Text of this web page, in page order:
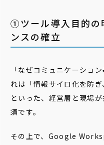
①ツール導入目的の
ンスの確立
「なぜコミュニケーショ
れは「情報サイロ化を防ぎ
といった、経営層と現場
須です。
その上で、Google